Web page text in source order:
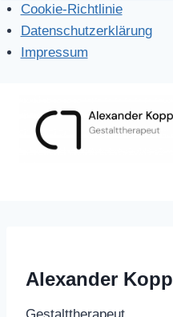
Cookie-Richtlinie
Datenschutzerklärung
Impressum
springen
Alexander Kopp
Gestalttherapeut